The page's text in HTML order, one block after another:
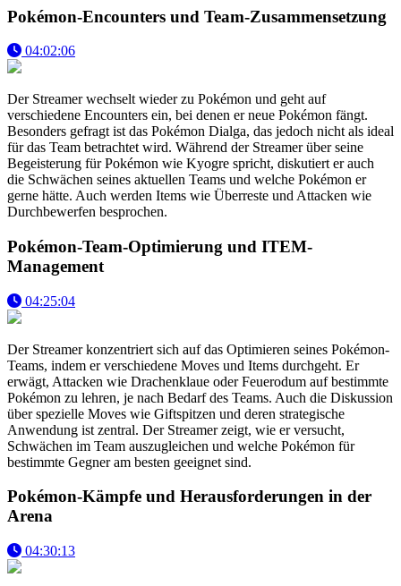
Pokémon-Encounters und Team-Zusammensetzung
04:02:06
Der Streamer wechselt wieder zu Pokémon und geht auf
verschiedene Encounters ein, bei denen er neue Pokémon fängt.
Besonders gefragt ist das Pokémon Dialga, das jedoch nicht als ideal
für das Team betrachtet wird. Während der Streamer über seine
Begeisterung für Pokémon wie Kyogre spricht, diskutiert er auch
die Schwächen seines aktuellen Teams und welche Pokémon er
gerne hätte. Auch werden Items wie Überreste und Attacken wie
Durchbewerfen besprochen.
Pokémon-Team-Optimierung und ITEM-
Management
04:25:04
Der Streamer konzentriert sich auf das Optimieren seines Pokémon-
Teams, indem er verschiedene Moves und Items durchgeht. Er
erwägt, Attacken wie Drachenklaue oder Feuerodum auf bestimmte
Pokémon zu lehren, je nach Bedarf des Teams. Auch die Diskussion
über spezielle Moves wie Giftspitzen und deren strategische
Anwendung ist zentral. Der Streamer zeigt, wie er versucht,
Schwächen im Team auszugleichen und welche Pokémon für
bestimmte Gegner am besten geeignet sind.
Pokémon-Kämpfe und Herausforderungen in der
Arena
04:30:13